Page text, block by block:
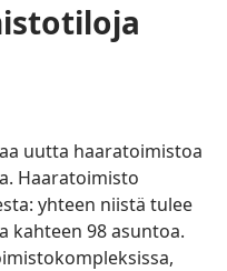
uutta haaratoimistoa
Haaratoimisto
yhteen niistä tulee
kahteen 98 asuntoa.